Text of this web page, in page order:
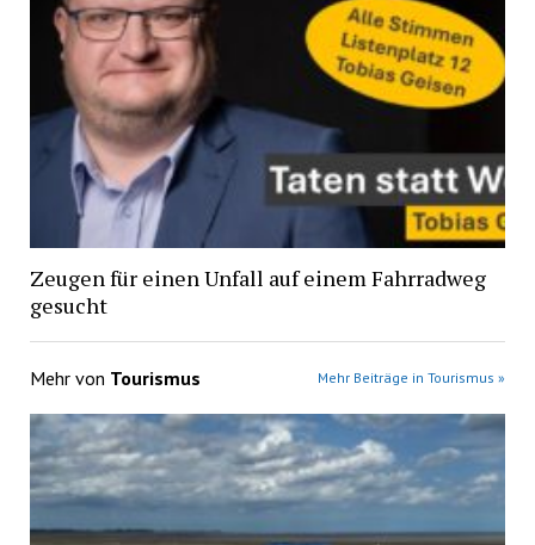
Zeugen für einen Unfall auf einem Fahrradweg
gesucht
Mehr von Tourismus Mehr Beiträge in Tourismus »